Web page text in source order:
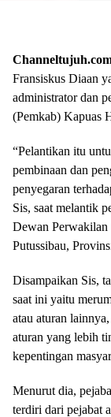
Fransiskus Diaan
administrator dan
(Pemkab) Kapuas
“Pelantikan itu
pembinaan dan
penyegaran
Sis, saat melantik
Dewan
Putussibau,
Disampaikan Sis,
saat ini yaitu
atau aturan
aturan yang lebih
kepentingan
Menurut dia,
terdiri dari pejabat